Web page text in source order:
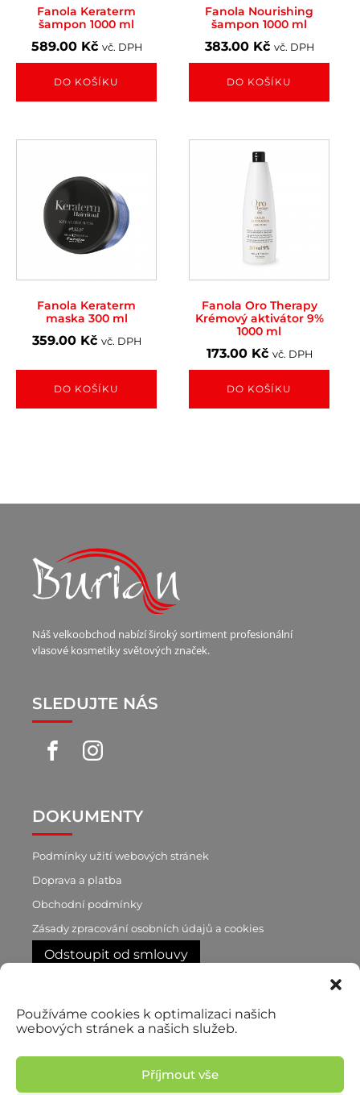
Používáme cookies k optimalizaci našich
webových stránek a našich služeb.
Příjmout vše
Fanola Keraterm
šampon 1000 ml
589.00 Kč vč. DPH
DO KOŠÍKU
Fanola Nourishing
šampon 1000 ml
383.00 Kč vč. DPH
DO KOŠÍKU
Fanola Keraterm
maska 300 ml
359.00 Kč vč. DPH
DO KOŠÍKU
Fanola Oro Therapy
Krémový aktivátor 9%
1000 ml
173.00 Kč vč. DPH
DO KOŠÍKU
Náš velkoobchod nabízí široký sortiment profesionální
vlasové kosmetiky světových značek.
SLEDUJTE NÁS
DOKUMENTY
Podmínky užití webových stránek
Doprava a platba
Obchodní podmínky
Zásady zpracování osobních údajů a cookies
Odstoupit od smlouvy
RYCHLÝ KONTAKT
+420 603 188 870 p. Brůnová
+420 777 722 760 p. Pilař, obchodní zástupce